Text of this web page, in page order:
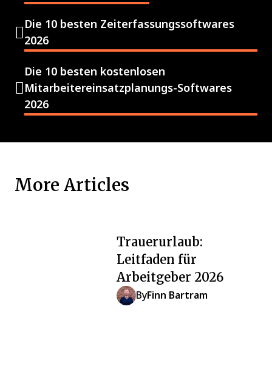
Die 10 besten Zeiterfassungssoftwares
2026
Die 10 besten kostenlosen
Mitarbeitereinsatzplanungs-Softwares
2026
More Articles
Trauerurlaub:
Leitfaden für
Arbeitgeber 2026
ByFinn Bartram